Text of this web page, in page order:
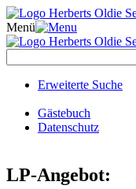
Menü
Erweiterte Suche
Gästebuch
Datenschutz
LP-Angebot: